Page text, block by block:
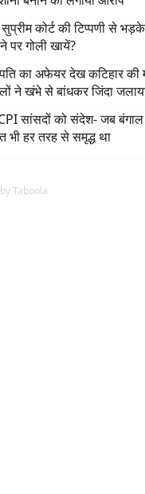
कोर्ट की टिप्पणी से
पर गोली खायें?
का अफेयर देख कटिहार की
ने खंभे से बांधकर जिंदा
सांसदों को संदेश- जब
भी हर तरह से समृद्ध था
by Taboola